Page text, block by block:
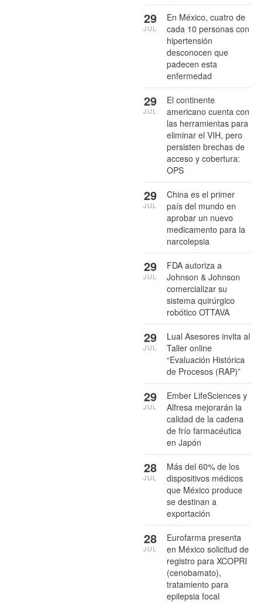
En México, cuatro de
cada 10 personas con
hipertensión
desconocen que
padecen esta
enfermedad
29
JUL
El continente
americano cuenta con
las herramientas para
eliminar el VIH, pero
persisten brechas de
acceso y cobertura:
OPS
29
JUL
China es el primer
país del mundo en
aprobar un nuevo
medicamento para la
narcolepsia
29
JUL
FDA autoriza a
Johnson & Johnson
comercializar su
sistema quirúrgico
robótico OTTAVA
29
JUL
Lual Asesores invita al
Taller online
“Evaluación Histórica
de Procesos (RAP)”
29
JUL
Ember LifeSciences y
Alfresa mejorarán la
calidad de la cadena
de frío farmacéutica
en Japón
29
JUL
Más del 60% de los
dispositivos médicos
que México produce
se destinan a
exportación
28
JUL
Eurofarma presenta
en México solicitud de
registro para XCOPRI
(cenobamato),
tratamiento para
epilepsia focal
28
JUL